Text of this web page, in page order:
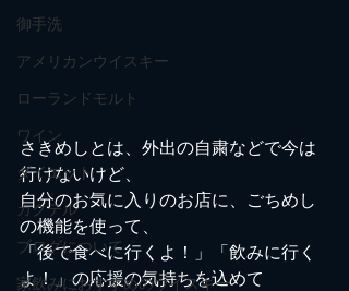
御手洗
アメリカンウイスキー
ローランドモルト
ワイン
ダイエット
カクテル
ブログについて
家飲みにおすすめのウイスキー
さきめしとは、外出の自粛などで今は
行けないけど、
自分のお気に入りのお店に、ごちめし
の機能を使って、
「後で食べに行くよ！」「飲みに行く
よ！」の応援の気持ちを込めて